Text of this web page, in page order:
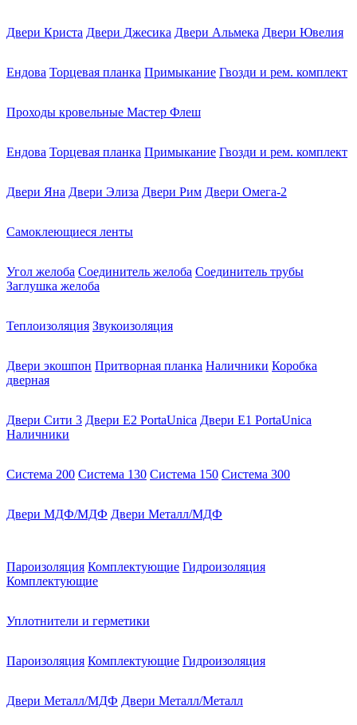
Двери Криста Двери Джесика Двери Альмека Двери Ювелия
Ендова Торцевая планка Примыкание Гвозди и рем. комплект
Проходы кровельные Мастер Флеш
Ендова Торцевая планка Примыкание Гвозди и рем. комплект
Двери Яна Двери Элиза Двери Рим Двери Омега-2
Самоклеющиеся ленты
Угол желоба Соединитель желоба Соединитель трубы
Заглушка желоба
Теплоизоляция Звукоизоляция
Двери экошпон Притворная планка Наличники Коробка
дверная
Двери Сити 3 Двери E2 PortaUnica Двери E1 PortaUnica
Наличники
Система 200 Система 130 Система 150 Система 300
Двери МДФ/МДФ Двери Металл/МДФ
Пароизоляция Комплектующие Гидроизоляция
Комплектующие
Уплотнители и герметики
Пароизоляция Комплектующие Гидроизоляция
Двери Металл/МДФ Двери Металл/Металл